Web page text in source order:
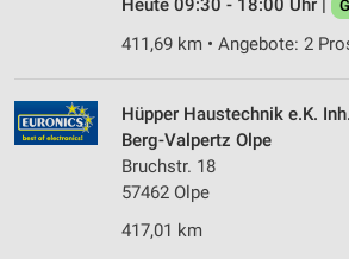
Heute 09:30 - 18:00 Uhr |
411,69 km • Angebote: 2
Hüpper Haustechnik e.K.
Berg-Valpertz Olpe
Bruchstr. 18
57462 Olpe
417,01 km